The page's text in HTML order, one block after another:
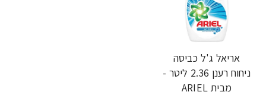
אריאל ג'ל כביסה
ניחוח רענן 2.36 ליטר -
מבית ARIEL